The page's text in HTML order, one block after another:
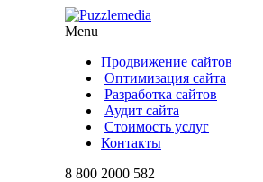
Menu
Продвижение сайтов
Оптимизация сайта
Разработка сайтов
Аудит сайта
Стоимость услуг
Контакты
8 800 2000 582